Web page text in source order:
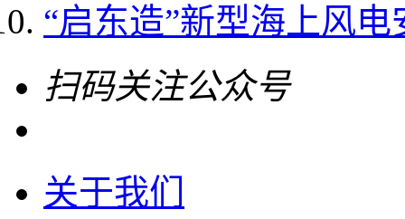
“启东造”新型海上风
扫码关注公众号
关于我们